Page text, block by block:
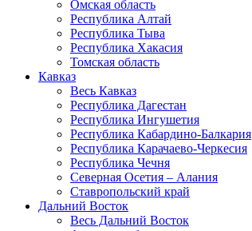
Омская область
Республика Алтай
Республика Тыва
Республика Хакасия
Томская область
Кавказ
Весь Кавказ
Республика Дагестан
Республика Ингушетия
Республика Кабардино-Балкария
Республика Карачаево-Черкесия
Республика Чечня
Северная Осетия – Алания
Ставропольский край
Дальний Восток
Весь Дальний Восток